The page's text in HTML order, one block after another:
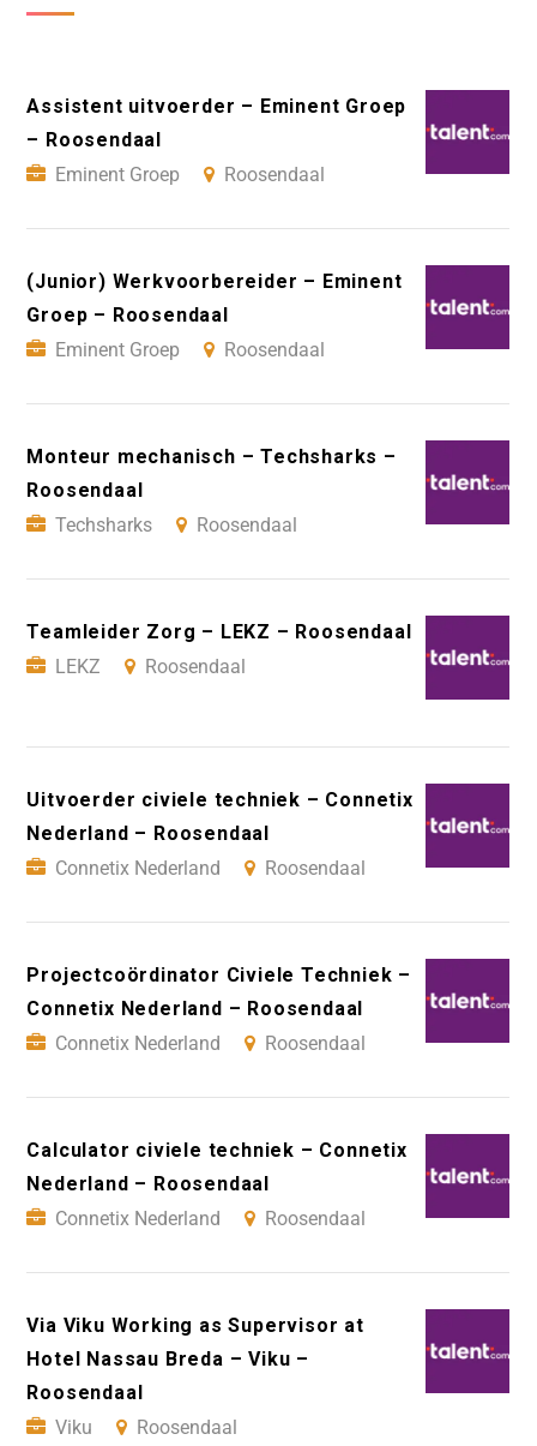
Assistent uitvoerder – Eminent Groep
– Roosendaal
Eminent Groep
Roosendaal
(Junior) Werkvoorbereider – Eminent
Groep – Roosendaal
Eminent Groep
Roosendaal
Monteur mechanisch – Techsharks –
Roosendaal
Techsharks
Roosendaal
Teamleider Zorg – LEKZ – Roosendaal
LEKZ
Roosendaal
Uitvoerder civiele techniek – Connetix
Nederland – Roosendaal
Connetix Nederland
Roosendaal
Projectcoördinator Civiele Techniek –
Connetix Nederland – Roosendaal
Connetix Nederland
Roosendaal
Calculator civiele techniek – Connetix
Nederland – Roosendaal
Connetix Nederland
Roosendaal
Via Viku Working as Supervisor at
Hotel Nassau Breda – Viku –
Roosendaal
Viku
Roosendaal